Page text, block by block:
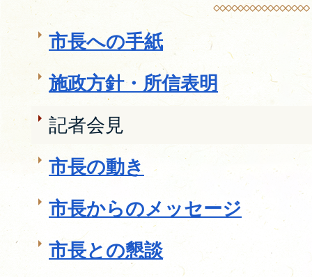
市長への手紙
施政方針・所信表明
記者会見
市長の動き
市長からのメッセージ
市長との懇談